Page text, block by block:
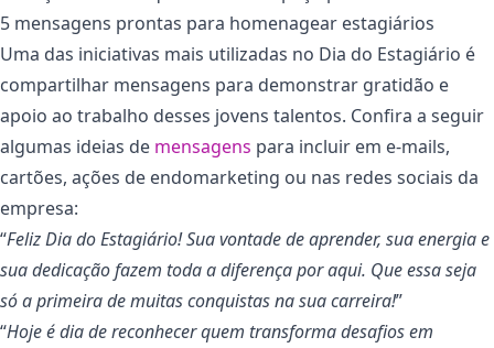
5 mensagens prontas para homenagear estagiários
Uma das iniciativas mais utilizadas no Dia do Estagiário é
compartilhar mensagens para demonstrar gratidão e
apoio ao trabalho desses jovens talentos. Confira a seguir
algumas ideias de mensagens para incluir em e-mails,
cartões, ações de endomarketing ou nas redes sociais da
empresa:
“Feliz Dia do Estagiário! Sua vontade de aprender, sua energia e
sua dedicação fazem toda a diferença por aqui. Que essa seja
só a primeira de muitas conquistas na sua carreira!”
“Hoje é dia de reconhecer quem transforma desafios em